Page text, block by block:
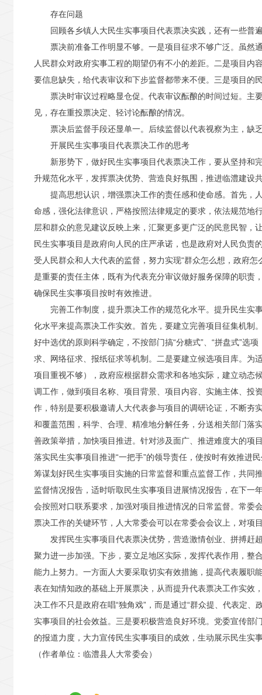
存在问题
回顾各乡镇人大民生实事项目代表票决实践，还有一些普
票决前准备工作明显不够。一是项目征求不够广泛。虽然
人民群众对政府实事工程的期望仍有不小的差距。二是项目
要信息缺失，给代表审议和下步监督都带来不便。三是项目的
票决时审议过程略显仓促。代表审议酝酿的时间过短。主
见，存在重投票决定、轻讨论酝酿的情况。
票决后监督手段还显单一。后续监督以代表视察为主，缺
开展民生实事项目代表票决工作的思考
新形势下，做好民生实事项目代表票决工作，要从坚持和
升规范化水平，发挥票决优势、营造良好氛围，推进临澧建设
提高思想认识，增强票决工作的责任感和使命感。首先，
命感，强化法律意识，严格按照法律规定的要求，依法规范地
层和群众的意见建议反映上来，汇聚更多更广泛的民意民智
民生实事项目是政府向人民的庄严承诺，也是政府对人民负
受人民群众和人大代表的监督，努力实现“群众怎么想，政府
是重要的责任主体，既有为代表充分审议做好服务保障的职责
确保民生实事项目按时有效推进。
完善工作制度，提升票决工作的规范化水平。提升民生实
化水平来提高票决工作实效。首先，要建立完善项目征集机制
好中选优的原则科学确定，不按部门搞“分糖式”、“拼盘式”选
求、网络征求、报纸征求等机制。二是要建立候选项目库。为
项目重视不够），政府应根据群众需求和各地实际，建立动态
调工作，做到项目名称、项目背景、项目内容、实施主体、投
作，特别是要积极邀请人大代表参与项目的调研论证，不断夯
和覆盖范围，科学、合理、精准地分解任务，分送相关部门落
善政策举措，加快项目推进。针对涉及面广、推进难度大的项
落实民生实事项目推进“一把手”的领导责任，使按时有效推进
筹谋划好民生实事项目实施的日常监督和重点监督工作，共同
监督情况报告，适时听取民生实事项目进展情况报告，在下
会按照对口联系要求，加强对项目推进情况的日常监督。常委
票决工作的关键环节，人大常委会可以在常委会会议上，对项
发挥民生实事项目代表票决优势，营造激情创业、拼搏赶
聚力进一步加强。下步，要立足地区实际，发挥代表作用，整
能力上努力。一方面人大要采取切实有效措施，提高代表履职
表在知情知政的基础上开展票决，从而提升代表票决工作实效
决工作不只是政府在唱“独角戏”，而是通过“群众提、代表定
实事项目的社会效益。三是要积极营造良好环境。党委宣传
的报道力度，大力宣传民生实事项目的成效，生动展示民生实
（作者单位：临澧县人大常委会）